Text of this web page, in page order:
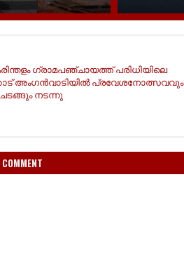
ഗ്രാമപഞ്ചായത്ത് പരിധിയിലെ
അംഗൻവാടിയിൽ പ്രവേശനോത്സവവും
നടന്നു
COMMENT